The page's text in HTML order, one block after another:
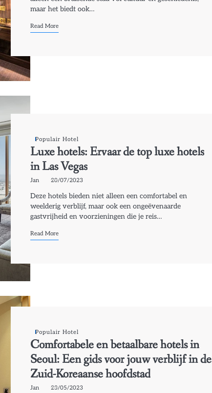
maar het biedt ook…
Read More
Populair Hotel
Luxe hotels: Ervaar de top luxe hotels
in Las Vegas
Jan 20/07/2023
Deze hotels bieden niet alleen een comfortabel en
weelderig verblijf, maar ook een ongeëvenaarde
gastvrijheid en voorzieningen die je reis…
Read More
Populair Hotel
Comfortabele en betaalbare hotels in
Seoul: Een gids voor jouw verblijf in de
Zuid-Koreaanse hoofdstad
Jan 23/05/2023